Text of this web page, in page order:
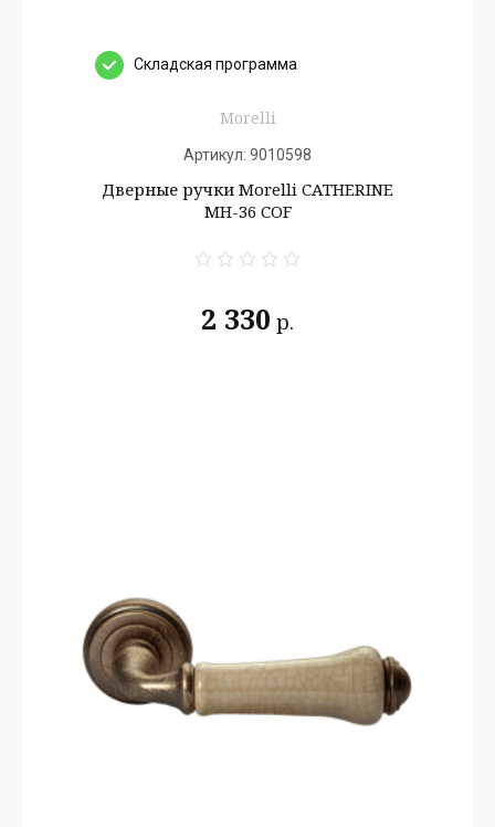
Cкладская программа
Morelli
Артикул: 9010598
Дверные ручки Morelli CATHERINE
MH-36 COF
2 330 р.